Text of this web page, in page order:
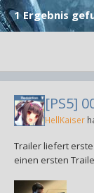
1 Ergebnis
[PS5]
HellKaiser
Trailer liefert erste
einen ersten
ersten Einblick in